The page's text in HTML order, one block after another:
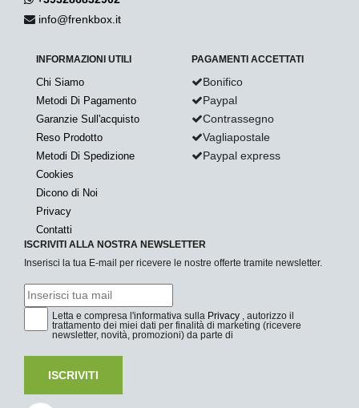
info@frenkbox.it
INFORMAZIONI UTILI
Chi Siamo
Metodi Di Pagamento
Garanzie Sull'acquisto
Reso Prodotto
Metodi Di Spedizione
Cookies
Dicono di Noi
Privacy
Contatti
PAGAMENTI ACCETTATI
Bonifico
Paypal
Contrassegno
Vagliapostale
Paypal express
ISCRIVITI ALLA NOSTRA NEWSLETTER
Inserisci la tua E-mail per ricevere le nostre offerte tramite newsletter.
Letta e compresa l'informativa sulla Privacy , autorizzo il
trattamento dei miei dati per finalità di marketing (ricevere
newsletter, novità, promozioni) da parte di
ISCRIVITI